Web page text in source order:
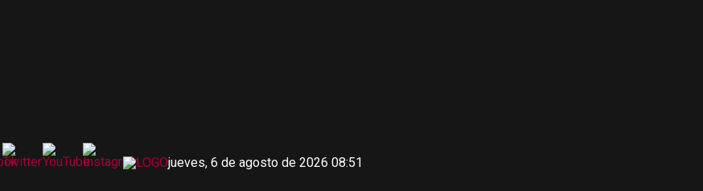
jueves, 6 de agosto de 2026 08:51